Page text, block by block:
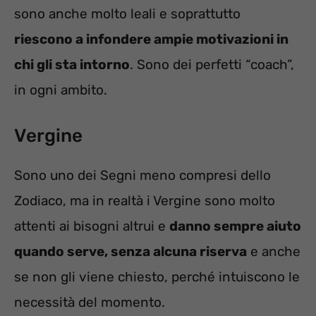
sono anche molto leali e soprattutto
riescono a infondere ampie motivazioni in
chi gli sta intorno. Sono dei perfetti “coach”,
in ogni ambito.
Vergine
Sono uno dei Segni meno compresi dello
Zodiaco, ma in realtà i Vergine sono molto
attenti ai bisogni altrui e danno sempre aiuto
quando serve, senza alcuna riserva e anche
se non gli viene chiesto, perché intuiscono le
necessità del momento.